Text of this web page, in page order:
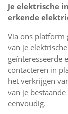
Je elektrische
erkende
Via ons platform
van je
geïnteresseerde
contacteren in
het verkrijgen
van je
eenvoudig.